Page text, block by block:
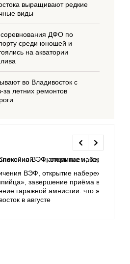
выращивают редкие
виды
ДФО по
среди юношей и
на акватории
во Владивосток с
за летних ремонтов
ВЭФ, открытие набережной у
завершение приёма в вузы,
гаражной амнистии: что ждёт
в августе